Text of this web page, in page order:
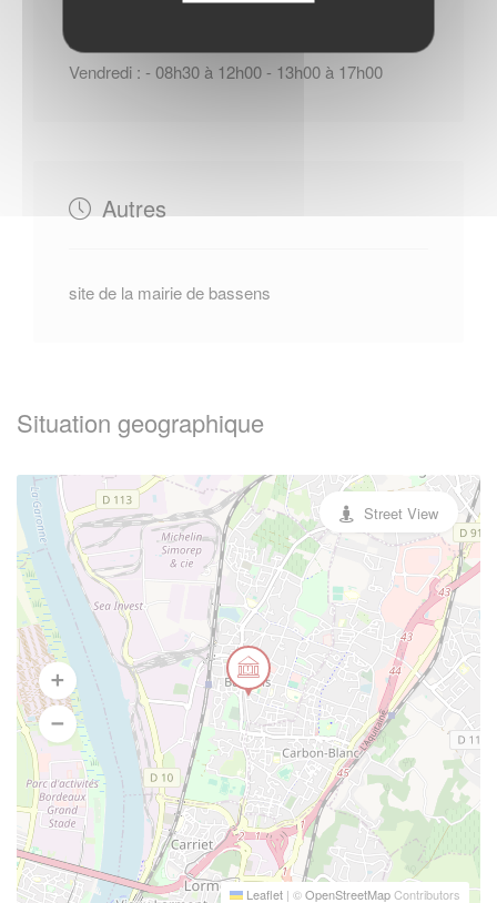
Jeudi : - 08h30 à 12h00 - 13h00 à 18h00
Vendredi : - 08h30 à 12h00 - 13h00 à 17h00
Autres
site de la mairie de bassens
Situation geographique
Leaflet | ©OpenStreetMapContributors
Street View